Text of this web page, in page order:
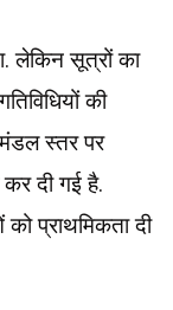
लेकिन सूत्रों का
की
मंडल स्तर पर
दी गई है.
प्राथमिकता दी